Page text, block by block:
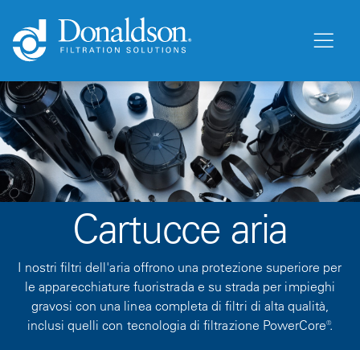
Cartucce aria
I nostri filtri dell'aria offrono una protezione superiore per
le apparecchiature fuoristrada e su strada per impieghi
gravosi con una linea completa di filtri di alta qualità,
inclusi quelli con tecnologia di filtrazione PowerCore®.